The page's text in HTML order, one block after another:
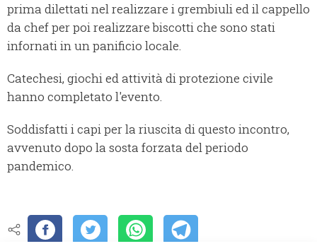
prima dilettati nel realizzare i grembiuli ed il cappello
da chef per poi realizzare biscotti che sono stati
infornati in un panificio locale.
Catechesi, giochi ed attività di protezione civile
hanno completato l'evento.
Soddisfatti i capi per la riuscita di questo incontro,
avvenuto dopo la sosta forzata del periodo
pandemico.